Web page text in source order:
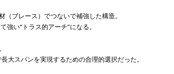
ブレース）でつないで補強した構造。
い“トラス的アーチ”になる。
大スパンを実現するための合理的選択だった。